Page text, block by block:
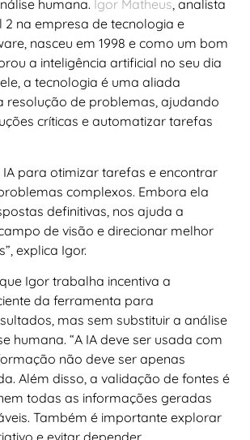
humana. Igor Matheus, analista
2 na empresa de tecnologia e
nasceu em 1998 e como um bom
a inteligência artificial no seu dia
a tecnologia é uma aliada
resolução de problemas, ajudando
críticas e automatizar tarefas
IA para otimizar tarefas e encontrar
complexos. Embora ela
definitivas, nos ajuda a
de visão e direcionar melhor
explica Igor.
Igor trabalha incentiva a
da ferramenta para
mas sem substituir a análise
humana. “A IA deve ser usada com
não deve ser apenas
Além disso, a validação de fontes é
todas as informações geradas
Também é importante explorar